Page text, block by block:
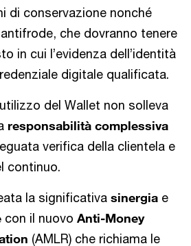
di conservazione nonché
che dovranno tenere
in cui l’evidenza dell’identità
digitale qualificata.
del Wallet non solleva
responsabilità complessiva
verifica della clientela e
continuo.
la significativa sinergia e
con il nuovo Anti-Money
(AMLR) che richiama le